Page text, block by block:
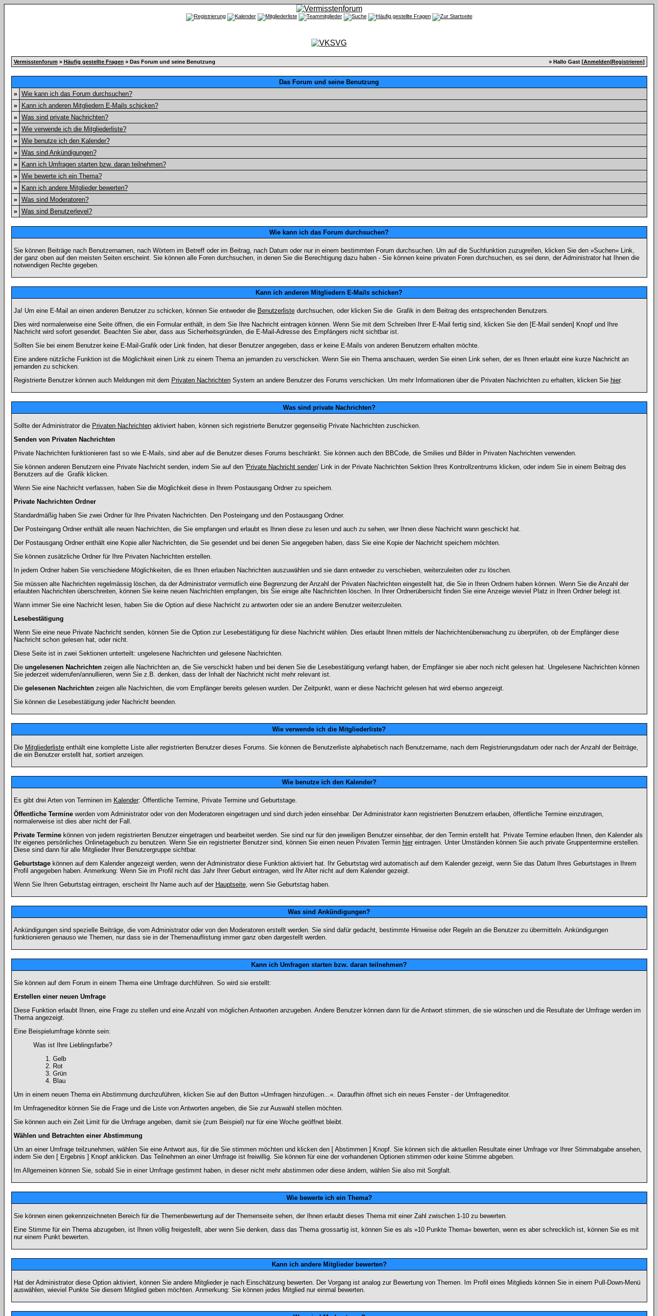
Vermisstenforum » Häufig gestellte Fragen » Das Forum und seine Benutzung » Hallo Gast [Anmelden|Registrieren]
Das Forum und seine Benutzung
»
Wie kann ich das Forum durchsuchen?
»
Kann ich anderen Mitgliedern E-Mails schicken?
»
Was sind private Nachrichten?
»
Wie verwende ich die Mitgliederliste?
»
Wie benutze ich den Kalender?
»
Was sind Ankündigungen?
»
Kann ich Umfragen starten bzw. daran teilnehmen?
»
Wie bewerte ich ein Thema?
»
Kann ich andere Mitglieder bewerten?
»
Was sind Moderatoren?
»
Was sind Benutzerlevel?
Wie kann ich das Forum durchsuchen?
Sie können Beiträge nach Benutzernamen, nach Wörtern im Betreff oder im Beitrag, nach Datum oder nur in einem bestimmten Forum durchsuchen. Um auf die Suchfunktion zuzugreifen, klicken Sie den »Suchen« Link,
der ganz oben auf den meisten Seiten erscheint. Sie können alle Foren durchsuchen, in denen Sie die Berechtigung dazu haben - Sie können keine privaten Foren durchsuchen, es sei denn, der Administrator hat Ihnen die
notwendigen Rechte gegeben.
Kann ich anderen Mitgliedern E-Mails schicken?
Ja! Um eine E-Mail an einen anderen Benutzer zu schicken, können Sie entweder die Benutzerlistedurchsuchen, oder klicken Sie die Grafik in dem Beitrag des entsprechenden Benutzers.
Dies wird normalerweise eine Seite öffnen, die ein Formular enthält, in dem Sie Ihre Nachricht eintragen können. Wenn Sie mit dem Schreiben Ihrer E-Mail fertig sind, klicken Sie den [E-Mail senden] Knopf und Ihre
Nachricht wird sofort gesendet. Beachten Sie aber, dass aus Sicherheitsgründen, die E-Mail-Adresse des Empfängers nicht sichtbar ist.
Sollten Sie bei einem Benutzer keine E-Mail-Grafik oder Link finden, hat dieser Benutzer angegeben, dass er keine E-Mails von anderen Benutzern erhalten möchte.
Eine andere nützliche Funktion ist die Möglichkeit einen Link zu einem Thema an jemanden zu verschicken. Wenn Sie ein Thema anschauen, werden Sie einen Link sehen, der es Ihnen erlaubt eine kurze Nachricht an
jemanden zu schicken.
Registrierte Benutzer können auch Meldungen mit dem Privaten NachrichtenSystem an andere Benutzer des Forums verschicken. Um mehr Informationen über die Privaten Nachrichten zu erhalten, klicken Sie hier.
Was sind private Nachrichten?
Sollte der Administrator die Privaten Nachrichtenaktiviert haben, können sich registrierte Benutzer gegenseitig Private Nachrichten zuschicken.
Senden von Privaten Nachrichten
Private Nachrichten funktionieren fast so wie E-Mails, sind aber auf die Benutzer dieses Forums beschränkt. Sie können auch den BBCode, die Smilies und Bilder in Privaten Nachrichten verwenden.
Sie können anderen Benutzern eine Private Nachricht senden, indem Sie auf den 'Private Nachricht senden' Link in der Private Nachrichten Sektion Ihres Kontrollzentrums klicken, oder indem Sie in einem Beitrag des
Benutzers auf die Grafik klicken.
Wenn Sie eine Nachricht verfassen, haben Sie die Möglichkeit diese in Ihrem Postausgang Ordner zu speichern.
Private Nachrichten Ordner
Standardmäßig haben Sie zwei Ordner für Ihre Privaten Nachrichten. Den Posteingang und den Postausgang Ordner.
Der Posteingang Ordner enthält alle neuen Nachrichten, die Sie empfangen und erlaubt es Ihnen diese zu lesen und auch zu sehen, wer Ihnen diese Nachricht wann geschickt hat.
Der Postausgang Ordner enthält eine Kopie aller Nachrichten, die Sie gesendet und bei denen Sie angegeben haben, dass Sie eine Kopie der Nachricht speichern möchten.
Sie können zusätzliche Ordner für Ihre Privaten Nachrichten erstellen.
In jedem Ordner haben Sie verschiedene Möglichkeiten, die es Ihnen erlauben Nachrichten auszuwählen und sie dann entweder zu verschieben, weiterzuleiten oder zu löschen.
Sie müssen alte Nachrichten regelmässig löschen, da der Administrator vermutlich eine Begrenzung der Anzahl der Privaten Nachrichten eingestellt hat, die Sie in Ihren Ordnern haben können. Wenn Sie die Anzahl der
erlaubten Nachrichten überschreiten, können Sie keine neuen Nachrichten empfangen, bis Sie einige alte Nachrichten löschen. In Ihrer Ordnerübersicht finden Sie eine Anzeige wieviel Platz in Ihren Ordner belegt ist.
Wann immer Sie eine Nachricht lesen, haben Sie die Option auf diese Nachricht zu antworten oder sie an andere Benutzer weiterzuleiten.
Lesebestätigung
Wenn Sie eine neue Private Nachricht senden, können Sie die Option zur Lesebestätigung für diese Nachricht wählen. Dies erlaubt Ihnen mittels der Nachrichtenüberwachung zu überprüfen, ob der Empfänger diese
Nachricht schon gelesen hat, oder nicht.
Diese Seite ist in zwei Sektionen unterteilt: ungelesene Nachrichten und gelesene Nachrichten.
Die ungelesenen Nachrichtenzeigen alle Nachrichten an, die Sie verschickt haben und bei denen Sie die Lesebestätigung verlangt haben, der Empfänger sie aber noch nicht gelesen hat. Ungelesene Nachrichten können
Sie jederzeit widerrufen/annullieren, wenn Sie z.B. denken, dass der Inhalt der Nachricht nicht mehr relevant ist.
Die gelesenen Nachrichtenzeigen alle Nachrichten, die vom Empfänger bereits gelesen wurden. Der Zeitpunkt, wann er diese Nachricht gelesen hat wird ebenso angezeigt.
Sie können die Lesebestätigung jeder Nachricht beenden.
Wie verwende ich die Mitgliederliste?
Die Mitgliederlisteenthält eine komplette Liste aller registrierten Benutzer dieses Forums. Sie können die Benutzerliste alphabetisch nach Benutzername, nach dem Registrierungsdatum oder nach der Anzahl der Beiträge,
die ein Benutzer erstellt hat, sortiert anzeigen.
Wie benutze ich den Kalender?
Es gibt drei Arten von Terminen im Kalender: Öffentliche Termine, Private Termine und Geburtstage.
Öffentliche Terminewerden vom Administrator oder von den Moderatoren eingetragen und sind durch jeden einsehbar. Der Administrator kannregistrierten Benutzern erlauben, öffentliche Termine einzutragen,
normalerweise ist dies aber nicht der Fall.
Private Terminekönnen von jedem registrierten Benutzer eingetragen und bearbeitet werden. Sie sind nur für den jeweiligen Benutzer einsehbar, der den Termin erstellt hat. Private Termine erlauben Ihnen, den Kalender als
Ihr eigenes persönliches Onlinetagebuch zu benutzen. Wenn Sie ein registrierter Benutzer sind, können Sie einen neuen Privaten Termin hiereintragen. Unter Umständen können Sie auch private Gruppentermine erstellen.
Diese sind dann für alle Mitglieder Ihrer Benutzergruppe sichtbar.
Geburtstagekönnen auf dem Kalender angezeigt werden, wenn der Administrator diese Funktion aktiviert hat. Ihr Geburtstag wird automatisch auf dem Kalender gezeigt, wenn Sie das Datum Ihres Geburtstages in Ihrem
Profil angegeben haben. Anmerkung: Wenn Sie im Profil nicht das Jahr Ihrer Geburt eintragen, wird Ihr Alter nicht auf dem Kalender gezeigt.
Wenn Sie Ihren Geburtstag eintragen, erscheint Ihr Name auch auf der Hauptseite, wenn Sie Geburtstag haben.
Was sind Ankündigungen?
Ankündigungen sind spezielle Beiträge, die vom Administrator oder von den Moderatoren erstellt werden. Sie sind dafür gedacht, bestimmte Hinweise oder Regeln an die Benutzer zu übermitteln. Ankündigungen
funktionieren genauso wie Themen, nur dass sie in der Themenauflistung immer ganz oben dargestellt werden.
Kann ich Umfragen starten bzw. daran teilnehmen?
Sie können auf dem Forum in einem Thema eine Umfrage durchführen. So wird sie erstellt:
Erstellen einer neuen Umfrage
Diese Funktion erlaubt Ihnen, eine Frage zu stellen und eine Anzahl von möglichen Antworten anzugeben. Andere Benutzer können dann für die Antwort stimmen, die sie wünschen und die Resultate der Umfrage werden im
Thema angezeigt.
Eine Beispielumfrage könnte sein:
Was ist Ihre Lieblingsfarbe?
Gelb
Rot
Grün
Blau
Um in einem neuen Thema ein Abstimmung durchzuführen, klicken Sie auf den Button »Umfragen hinzufügen...«. Daraufhin öffnet sich ein neues Fenster - der Umfrageneditor.
Im Umfrageneditor können Sie die Frage und die Liste von Antworten angeben, die Sie zur Auswahl stellen möchten.
Sie können auch ein Zeit Limit für die Umfrage angeben, damit sie (zum Beispiel) nur für eine Woche geöffnet bleibt.
Wählen und Betrachten einer Abstimmung
Um an einer Umfrage teilzunehmen, wählen Sie eine Antwort aus, für die Sie stimmen möchten und klicken den [ Abstimmen ] Knopf. Sie können sich die aktuellen Resultate einer Umfrage vor Ihrer Stimmabgabe ansehen,
indem Sie den [ Ergebnis ] Knopf anklicken. Das Teilnehmen an einer Umfrage ist freiwillig. Sie können für eine der vorhandenen Optionen stimmen oder keine Stimme abgeben.
Im Allgemeinen können Sie, sobald Sie in einer Umfrage gestimmt haben, in dieser nicht mehr abstimmen oder diese ändern, wählen Sie also mit Sorgfalt.
Wie bewerte ich ein Thema?
Sie können einen gekennzeichneten Bereich für die Themenbewertung auf der Themenseite sehen, der Ihnen erlaubt dieses Thema mit einer Zahl zwischen 1-10 zu bewerten.
Eine Stimme für ein Thema abzugeben, ist Ihnen völlig freigestellt, aber wenn Sie denken, dass das Thema grossartig ist, können Sie es als »10 Punkte Thema« bewerten, wenn es aber schrecklich ist, können Sie es mit
nur einem Punkt bewerten.
Kann ich andere Mitglieder bewerten?
Hat der Administrator diese Option aktiviert, können Sie andere Mitglieder je nach Einschätzung bewerten. Der Vorgang ist analog zur Bewertung von Themen. Im Profil eines Mitglieds können Sie in einem Pull-Down-Menü
auswählen, wieviel Punkte Sie diesem Mitglied geben möchten. Anmerkung: Sie können jedes Mitglied nur einmal bewerten.